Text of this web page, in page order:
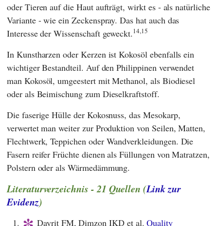
oder Tieren auf die Haut aufträgt, wirkt es - als natürliche
Variante - wie ein Zeckenspray. Das hat auch das
Interesse der Wissenschaft geweckt.14,15
In Kunstharzen oder Kerzen ist Kokosöl ebenfalls ein
wichtiger Bestandteil. Auf den Philippinen verwendet
man Kokosöl, umgeestert mit Methanol, als Biodiesel
oder als Beimischung zum Dieselkraftstoff.
Die faserige Hülle der Kokosnuss, das Mesokarp,
verwertet man weiter zur Produktion von Seilen, Matten,
Flechtwerk, Teppichen oder Wandverkleidungen. Die
Fasern reifer Früchte dienen als Füllungen von Matratzen,
Polstern oder als Wärmedämmung.
Literaturverzeichnis - 21 Quellen (Link zur
Evidenz)
1. Dayrit FM, Dimzon IKD et al.Quality